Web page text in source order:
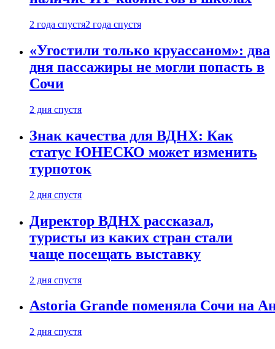
2 года спустя2 года спустя
«Угостили только круассаном»: два
дня пассажиры не могли попасть в
Сочи
2 дня спустя
Знак качества для ВДНХ: Как
статус ЮНЕСКО может изменить
турпоток
2 дня спустя
Директор ВДНХ рассказал,
туристы из каких стран стали
чаще посещать выставку
2 дня спустя
Astoria Grande поменяла Сочи на
2 дня спустя